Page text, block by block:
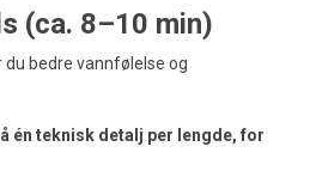
(ca. 8–10 min)
bedre vannfølelse og
én teknisk detalj per lengde, for